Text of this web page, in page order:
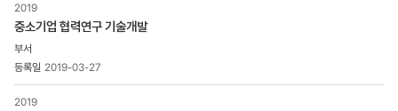
2019
중소기업 협력연구 기술개발
2019-03-27
2019